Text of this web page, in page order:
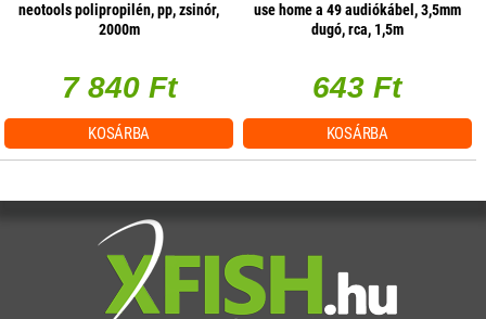
neotools polipropilén, pp, zsinór,
2000m
7 840 Ft
KOSÁRBA
use home a 49 audiókábel, 3,5mm
dugó, rca, 1,5m
643 Ft
KOSÁRBA